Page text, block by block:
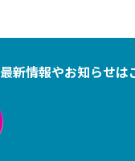
最新情報やお知らせは